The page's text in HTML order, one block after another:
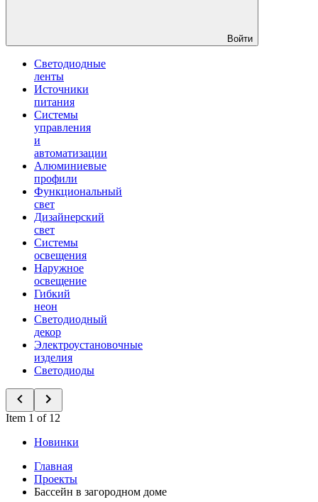
Войти
Светодиодные
ленты
Источники
питания
Системы
управления
и
автоматизации
Алюминиевые
профили
Функциональный
свет
Дизайнерский
свет
Системы
освещения
Наружное
освещение
Гибкий
неон
Светодиодный
декор
Электроустановочные
изделия
Светодиоды
Item 1 of 12
Новинки
Главная
Проекты
Бассейн в загородном доме